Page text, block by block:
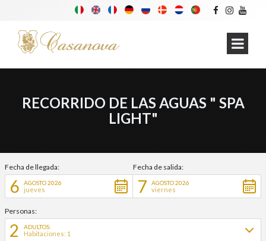
RECORRIDO DE LAS AGUAS " SPA
LIGHT"
Fecha de llegada:
6 AGOSTO 2026
jueves
Fecha de salida:
7 AGOSTO 2026
viernes
Personas:
2 ADULTOS:
Habitaciones: 1